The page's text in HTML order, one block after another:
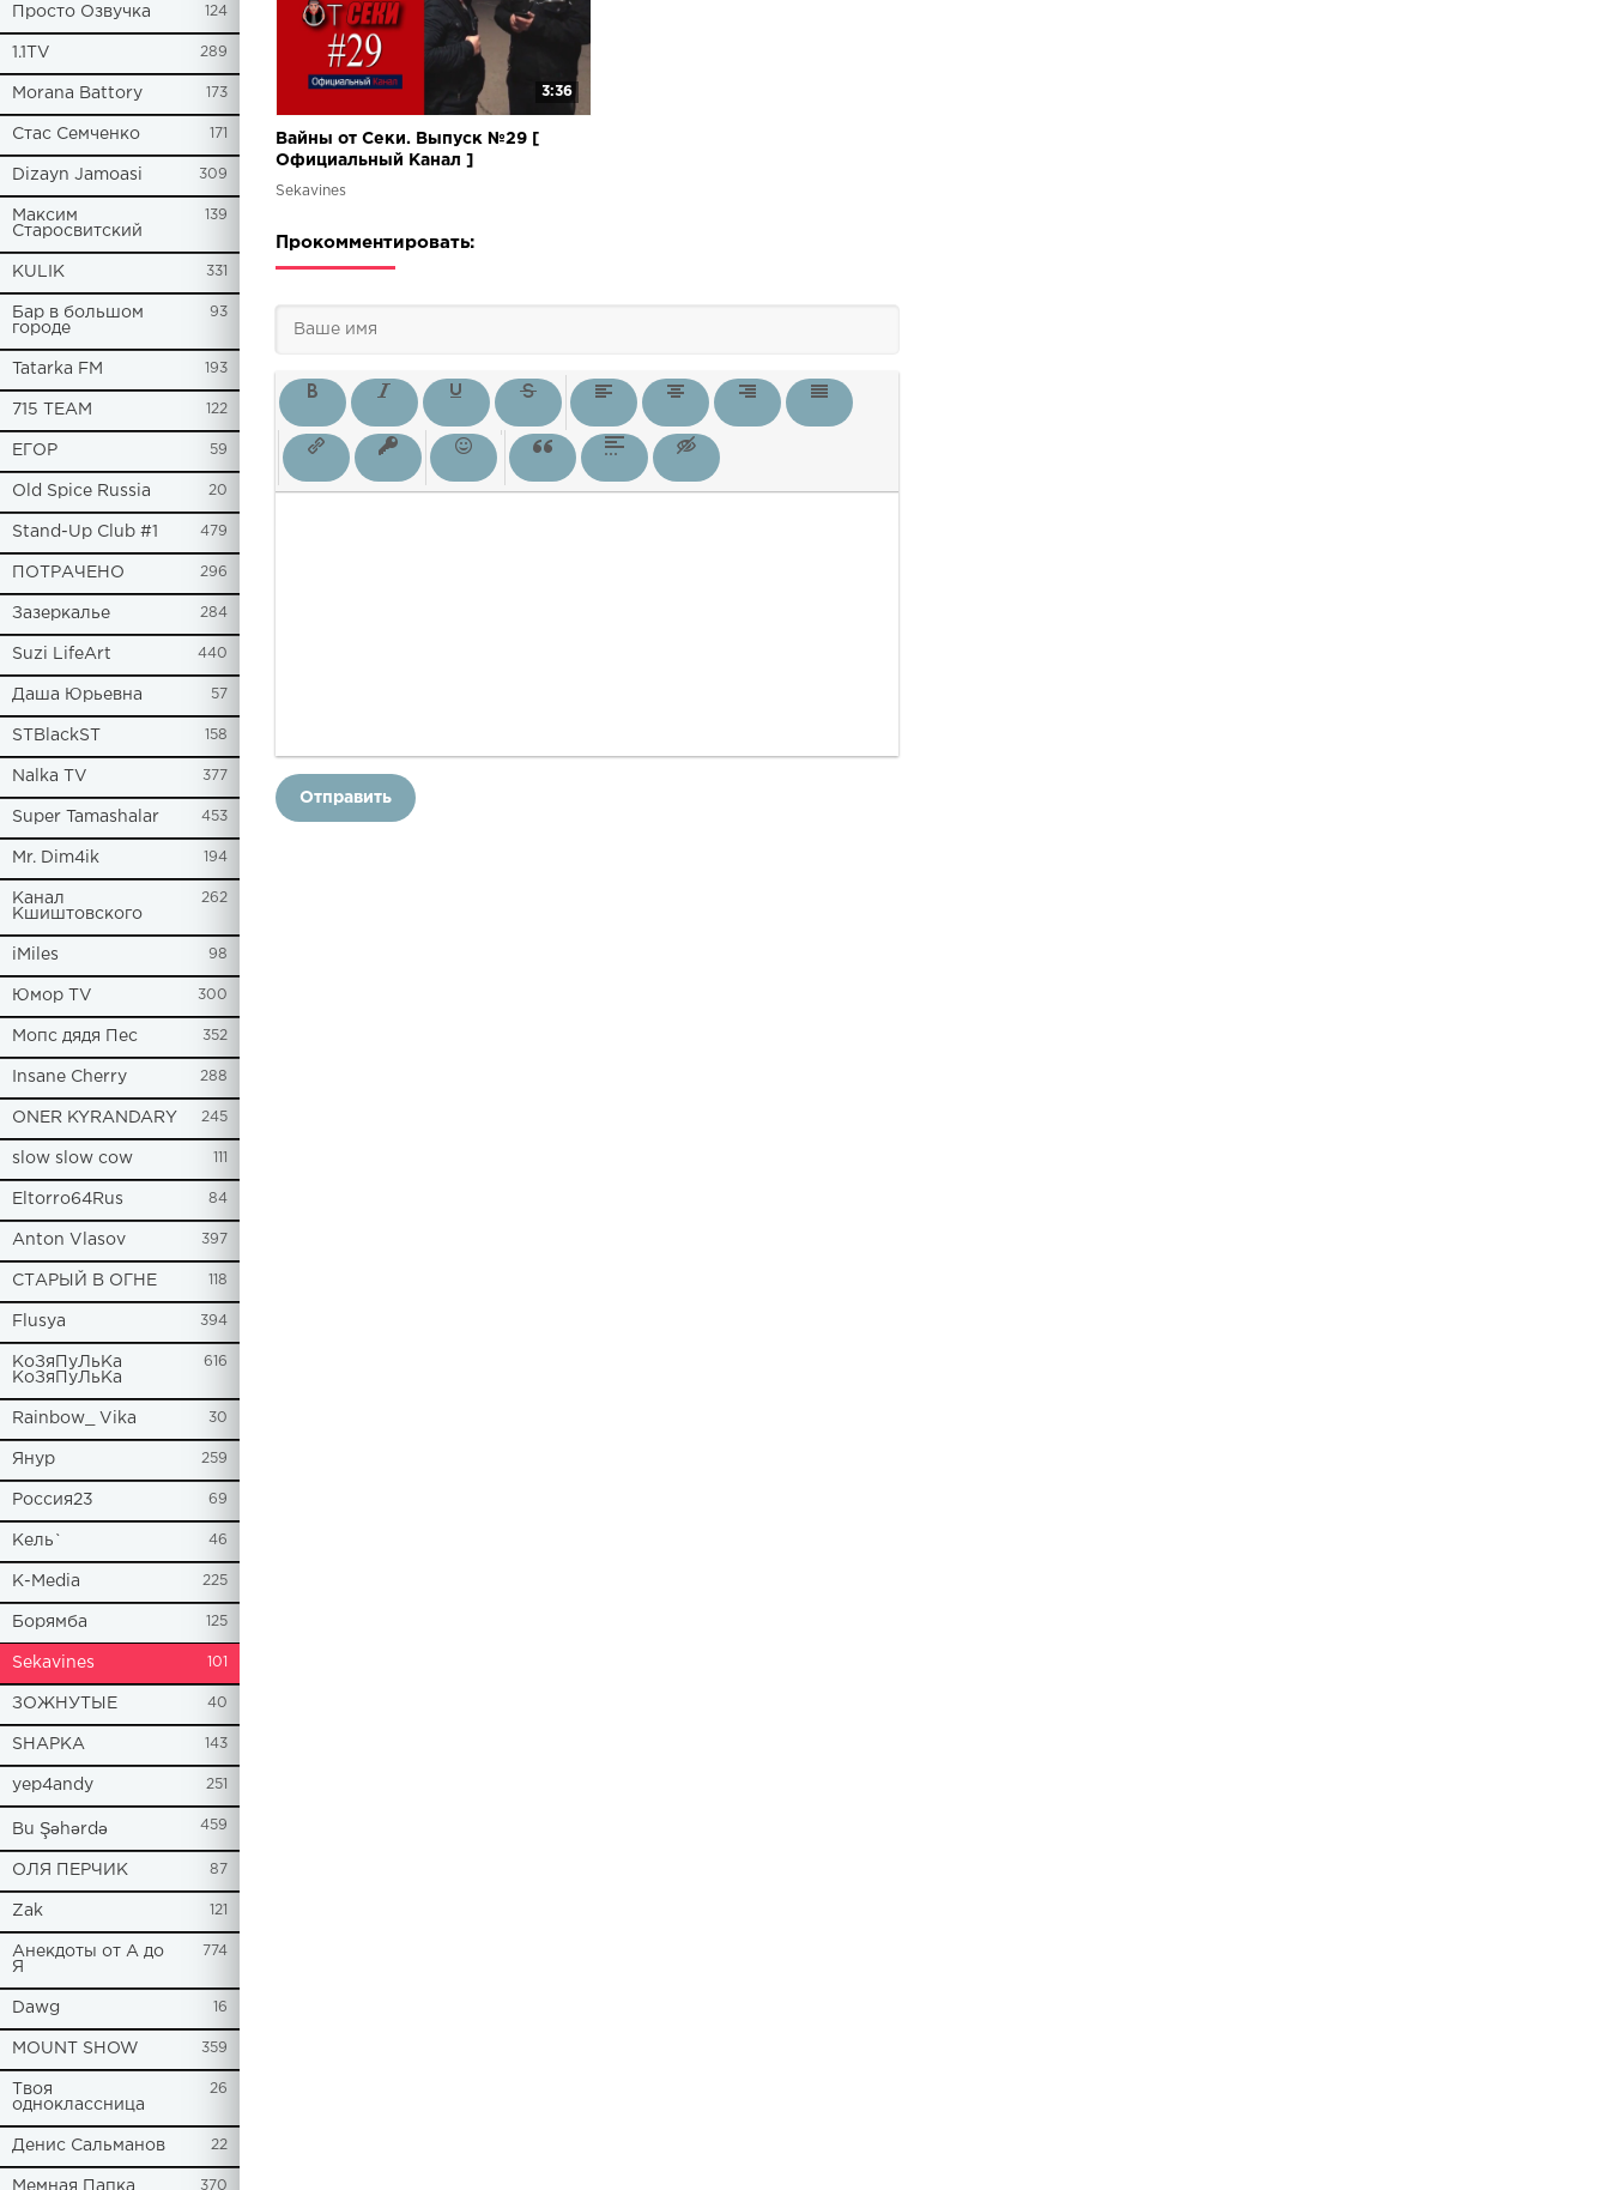
Просто Озвучка 124
1.1TV 289
Morana Battory 173
Стас Семченко 171
Dizayn Jamoasi 309
Максим
Старосвитский
139
KULIK 331
Бар в большом
городе
93
Tatarka FM 193
715 TEAM 122
ЕГОР 59
Old Spice Russia 20
Stand-Up Club #1 479
ПОТРАЧЕНО 296
Зазеркалье 284
Suzi LifeArt 440
Даша Юрьевна 57
STBlackST 158
Nalka TV 377
Super Tamashalar 453
Mr. Dim4ik 194
Канал
Кшиштовского
262
iMiles 98
Юмор TV 300
Мопс дядя Пес 352
Insane Cherry 288
ONER KYRANDARY 245
slow slow cow 111
Eltorro64Rus 84
Anton Vlasov 397
СТАРЫЙ В ОГНЕ 118
Flusya 394
КоЗяПуЛьКа
КоЗяПуЛьКа
616
Rainbow_ Vika 30
Янур 259
Россия23 69
Кель` 46
К-Media 225
Борямба 125
Sekavines 101
ЗОЖНУТЫЕ 40
SHAPKA 143
yep4andy 251
Bu Şəhərdə 459
ОЛЯ ПЕРЧИК 87
Zak 121
Анекдоты от А до
Я
774
Dawg 16
MOUNT SHOW 359
Твоя
одноклассница
26
Денис Сальманов 22
Мемная Папка 370
3:36
Вайны от Секи. Выпуск №29 [
Oфициальный Kанал ]
Sekavines
Прокомментировать:
Отправить